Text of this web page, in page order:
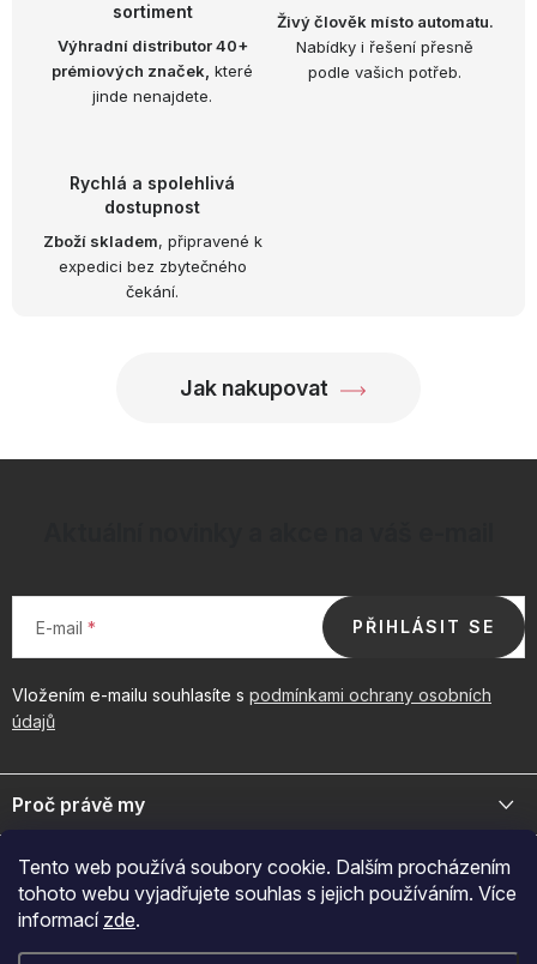
Tento web používá soubory cookie. Dalším procházením
tohoto webu vyjadřujete souhlas s jejich používáním. Více
informací zde.
PODLE TYPU PROVOZU
Jak nakupovat Kontakty
sortiment
Výhradní distributor 40+
prémiových značek, které
jinde nenajdete.
Živý člověk místo automatu.
Nabídky i řešení přesně
podle vašich potřeb.
Rychlá a spolehlivá
dostupnost
Zboží skladem, připravené k
expedici bez zbytečného
čekání.
Jak nakupovat
E-mail
Vložením e-mailu souhlasíte s podmínkami ochrany osobních
údajů
PŘIHLÁSIT SE
á
pProč právě my
byznys. Spojte se s námi pro exkluzivní velkoobchodní nabídky.
+420 605 209 284
Po-Pá: 7:00-12:30 a 13:00-15:30
Důležité odkazy
Naš značky
O nákupu